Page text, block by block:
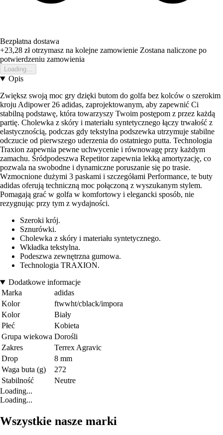
Bezpłatna dostawa
+23,28 złotrzymasz na kolejne zamowienie Zostana naliczone po
potwierdzeniu zamowienia
Loading...
Opis
Zwiększ swoją moc gry dzięki butom do golfa bez kolców o szerokim
kroju Adipower 26 adidas, zaprojektowanym, aby zapewnić Ci
stabilną podstawę, która towarzyszy Twoim postępom z przez każdą
partię. Cholewka z skóry i materiału syntetycznego łączy trwałość z
elastycznością, podczas gdy tekstylna podszewka utrzymuje stabilne
odczucie od pierwszego uderzenia do ostatniego putta. Technologia
Traxion zapewnia pewne uchwycenie i równowagę przy każdym
zamachu. Śródpodeszwa Repetitor zapewnia lekką amortyzację, co
pozwala na swobodne i dynamiczne poruszanie się po trasie.
Wzmocnione dużymi 3 paskami i szczegółami Performance, te buty
adidas oferują techniczną moc połączoną z wyszukanym stylem.
Pomagają grać w golfa w komfortowy i elegancki sposób, nie
rezygnując przy tym z wydajności.
Szeroki krój.
Sznurówki.
Cholewka z skóry i materiału syntetycznego.
Wkładka tekstylna.
Podeszwa zewnętrzna gumowa.
Technologia TRAXION.
Dodatkowe informacje
Marka
adidas
Kolor
ftwwht/cblack/impora
Kolor
Biały
Płeć
Kobieta
Grupa wiekowa Dorośli
Zakres
Terrex Agravic
Drop
8 mm
Waga buta (g)
272
Stabilność
Neutre
Loading...
Loading...
Wszystkie nasze marki